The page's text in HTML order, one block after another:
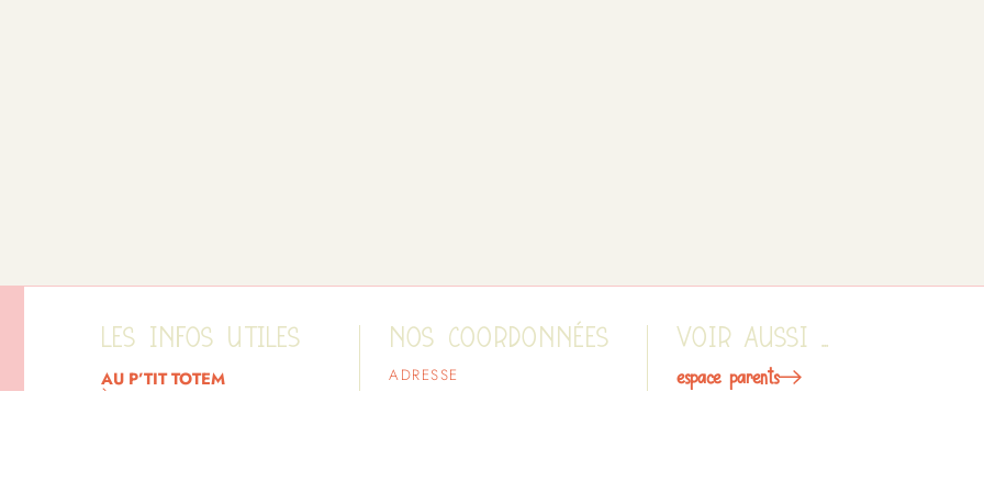
LES INFOS UTILES
AU P’TIT TOTEM
à propos
NOS COORDONNÉES
ADRESSE
VOIR AUSSI ...
espace parents